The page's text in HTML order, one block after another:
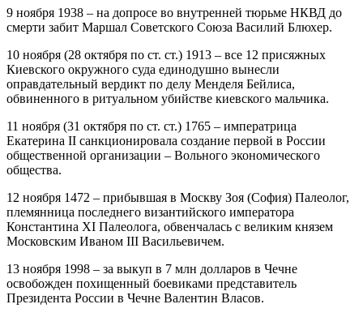
9 ноября 1938 – на допросе во внутренней тюрьме НКВД до
смерти забит Маршал Советского Союза Василий Блюхер.
10 ноября (28 октября по ст. ст.) 1913 – все 12 присяжных
Киевского окружного суда единодушно вынесли
оправдательный вердикт по делу Менделя Бейлиса,
обвиненного в ритуальном убийстве киевского мальчика.
11 ноября (31 октября по ст. ст.) 1765 – императрица
Екатерина II санкционировала создание первой в России
общественной организации – Вольного экономического
общества.
12 ноября 1472 – прибывшая в Москву Зоя (София) Палеолог,
племянница последнего византийского императора
Константина XI Палеолога, обвенчалась с великим князем
Московским Иваном III Васильевичем.
13 ноября 1998 – за выкуп в 7 млн долларов в Чечне
освобожден похищенный боевиками представитель
Президента России в Чечне Валентин Власов.